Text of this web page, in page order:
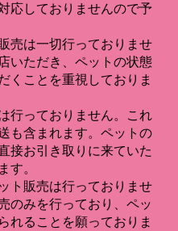
応しておりませんので予
売は一切行っておりませ
いただき、ペットの状態
くことを重視しておりま
行っておりません。これ
も含まれます。ペットの
接お引き取りに来ていた
す。
ト販売は行っておりませ
のみを行っており、ペッ
れることを願っておりま